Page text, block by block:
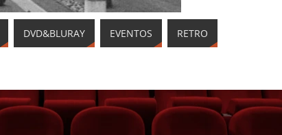
DVD&BLURAY EVENTOS RETRO